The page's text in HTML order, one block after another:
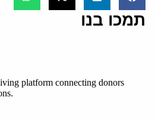
תמכו בנו